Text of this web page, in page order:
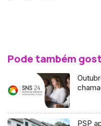
Pode também
PSP